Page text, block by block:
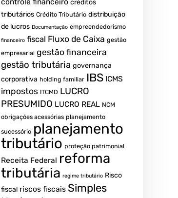
créditos
tributários Crédito Tributário distribuição
de lucros Documentação empreendedorismo
financeiro fiscal Fluxo de Caixa gestão
empresarial gestão financeira
gestão tributária governança
corporativa holding familiar IBS ICMS
impostos ITCMD LUCRO
PRESUMIDO LUCRO REAL NCM
obrigações acessórias planejamento
sucessório planejamento
tributário proteção patrimonial
Receita Federal reforma
tributária regime tributário Risco
fiscal riscos fiscais Simples